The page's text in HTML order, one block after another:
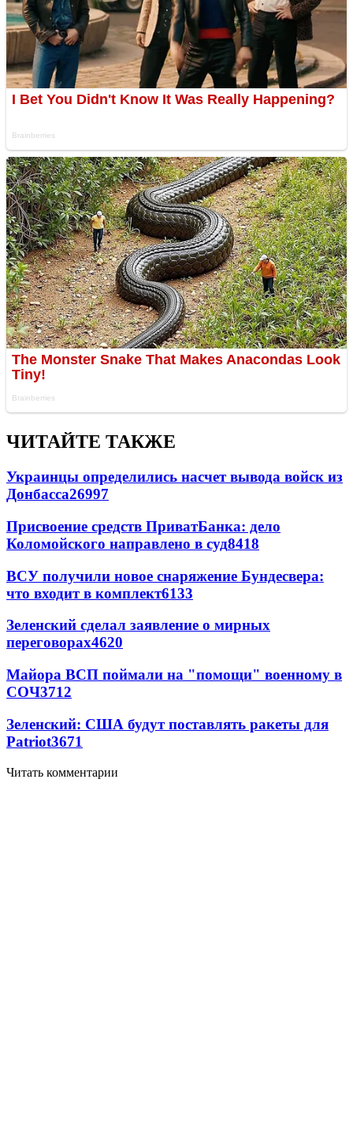
ЧИТАЙТЕ ТАКЖЕ
Украинцы определились насчет вывода войск из
Донбасса26997
Присвоение средств ПриватБанка: дело
Коломойского направлено в суд8418
ВСУ получили новое снаряжение Бундесвера:
что входит в комплект6133
Зеленский сделал заявление о мирных
переговорах4620
Майора ВСП поймали на "помощи" военному в
СОЧ3712
Зеленский: США будут поставлять ракеты для
Patriot3671
Читать комментарии